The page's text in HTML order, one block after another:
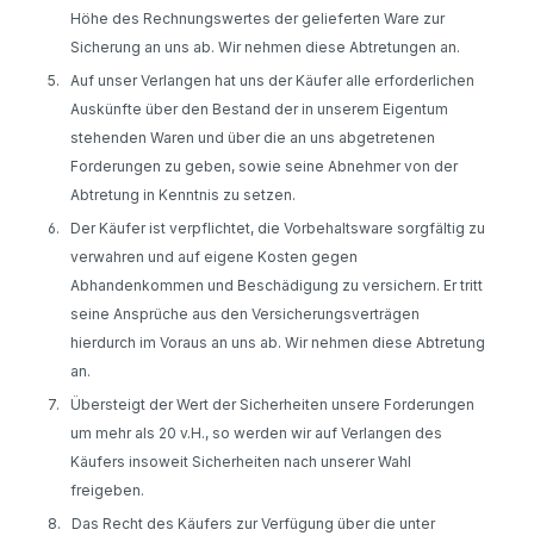
Höhe des Rechnungswertes der gelieferten Ware zur
Sicherung an uns ab. Wir nehmen diese Abtretungen an.
5.
Auf unser Verlangen hat uns der Käufer alle erforderlichen
Auskünfte über den Bestand der in unserem Eigentum
stehenden Waren und über die an uns abgetretenen
Forderungen zu geben, sowie seine Abnehmer von der
Abtretung in Kenntnis zu setzen.
6.
Der Käufer ist verpflichtet, die Vorbehaltsware sorgfältig zu
verwahren und auf eigene Kosten gegen
Abhandenkommen und Beschädigung zu versichern. Er tritt
seine Ansprüche aus den Versicherungsverträgen
hierdurch im Voraus an uns ab. Wir nehmen diese Abtretung
an.
7.
Übersteigt der Wert der Sicherheiten unsere Forderungen
um mehr als 20 v.H., so werden wir auf Verlangen des
Käufers insoweit Sicherheiten nach unserer Wahl
freigeben.
8.
Das Recht des Käufers zur Verfügung über die unter